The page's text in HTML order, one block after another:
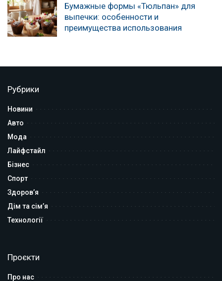
Бумажные формы «Тюльпан» для
выпечки: особенности и
преимущества использования
Рубрики
Новини
Авто
Мода
Лайфстайл
Бізнес
Спорт
Здоров’я
Дім та сім’я
Технології
Проєкти
Про нас